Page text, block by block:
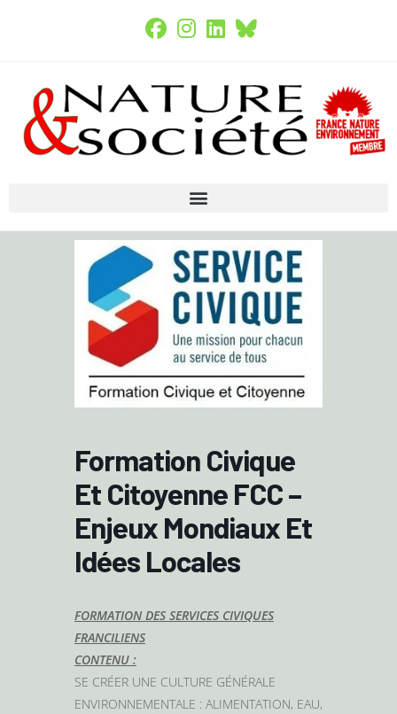
Formation Civique
Et Citoyenne FCC –
Enjeux Mondiaux Et
Idées Locales
FORMATION DES SERVICES CIVIQUES
FRANCILIENS
CONTENU :
SE CRÉER UNE CULTURE GÉNÉRALE
ENVIRONNEMENTALE : ALIMENTATION, EAU,